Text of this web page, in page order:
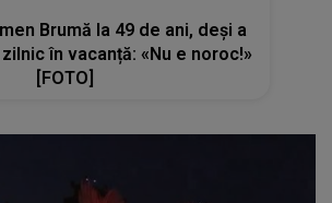
Brumă la 49 de ani, deși a
în vacanță: «Nu e noroc!»
[FOTO]